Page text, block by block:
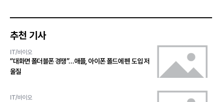
추천 기사
IT/바이오
“대화면 폴더블폰 경쟁”…애플, 아이폰 폴드에 펜 도입 저
울질
IT/바이오